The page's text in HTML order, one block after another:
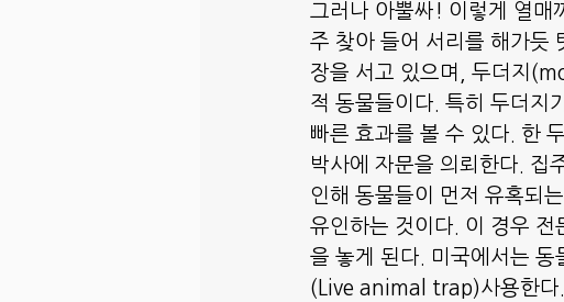
그러나 아뿔싸! 이렇게 열매
주 찾아 들어 서리를 해가
장을 서고 있으며, 두더지
적 동물들이다. 특히 두더지
빠른 효과를 볼 수 있다. 한
박사에 자문을 의뢰한다. 집
인해 동물들이 먼저 유혹되
유인하는 것이다. 이 경우
을 놓게 된다. 미국에서는
(Live animal trap)사용한다.